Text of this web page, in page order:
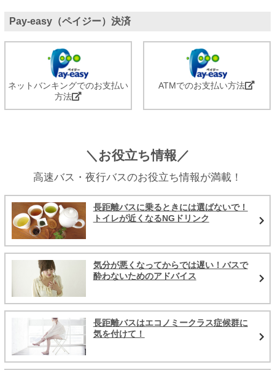
Pay-easy（ペイジー）決済
ネットバンキングでのお支払い
方法
ATMでのお支払い方法
＼お役立ち情報／
高速バス・夜行バスのお役立ち情報が満載！
長距離バスに乗るときには選ばないで！
トイレが近くなるNGドリンク
気分が悪くなってからでは遅い！バスで
酔わないためのアドバイス
長距離バスはエコノミークラス症候群に
気を付けて！